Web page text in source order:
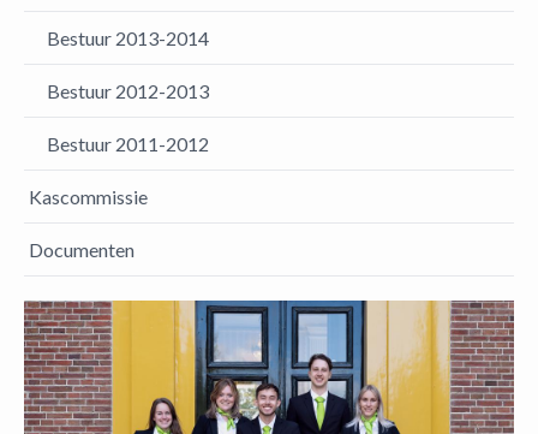
Bestuur 2013-2014
Bestuur 2012-2013
Bestuur 2011-2012
Kascommissie
Documenten